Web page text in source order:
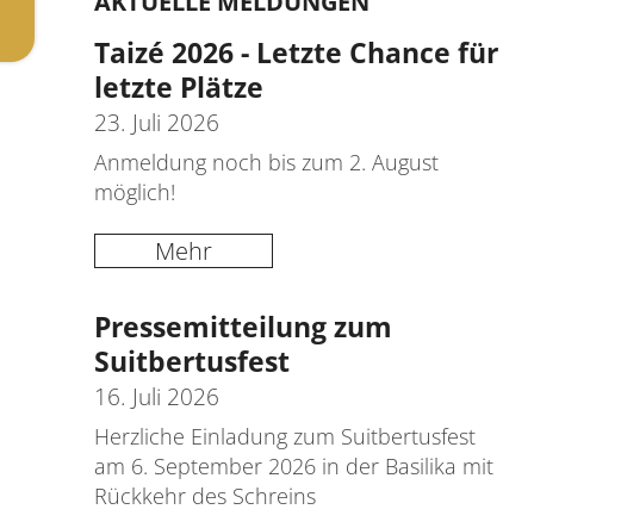
Taizé 2026 - Letzte Chance für
letzte Plätze
23. Juli 2026
Anmeldung noch bis zum 2. August
möglich!
Mehr
Pressemitteilung zum
Suitbertusfest
16. Juli 2026
Herzliche Einladung zum Suitbertusfest
am 6. September 2026 in der Basilika mit
Rückkehr des Schreins